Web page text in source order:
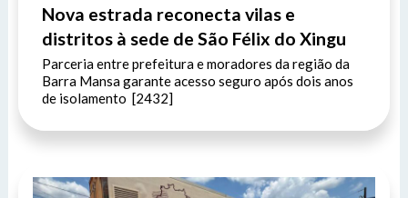
Nova estrada reconecta vilas e
distritos à sede de São Félix do Xingu
Parceria entre prefeitura e moradores da região da
Barra Mansa garante acesso seguro após dois anos
de isolamento [2432]